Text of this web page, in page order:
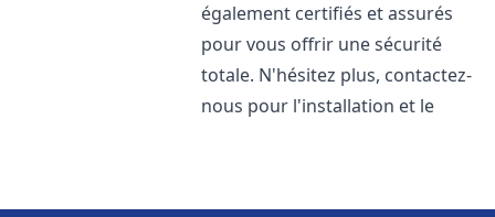
également certifiés et assurés
pour vous offrir une sécurité
totale. N'hésitez plus, contactez-
nous pour l'installation et le